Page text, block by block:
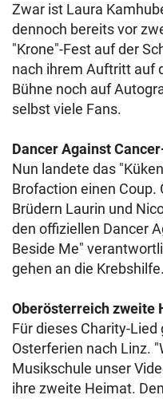
Zwar ist Laura
dennoch bereits vor
"Krone"-Fest auf der
nach ihrem Auftritt auf
Bühne noch auf
selbst viele Fans.
Dancer Against
Nun landete das
Brofaction einen
Brüdern Laurin und
den offiziellen Dancer
Beside Me"
gehen an die Krebshilfe.
Oberösterreich zweite
Für dieses Charity-
Osterferien nach Linz.
Musikschule unser
ihre zweite Heimat.